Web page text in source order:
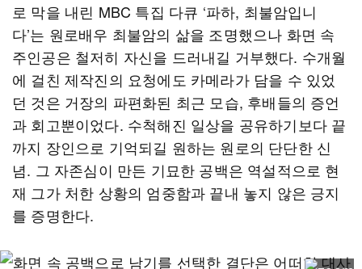
로 막을 내린 MBC 특집 다큐 ‘파하, 최불암입니
다’는 원로배우 최불암의 삶을 조명했으나 화면 속
주인공은 철저히 자신을 드러내길 거부했다. 수개월
에 걸친 제작진의 요청에도 카메라가 담을 수 있었
던 것은 거장의 파편화된 최근 모습, 후배들의 증언
과 회고뿐이었다. 수척해진 일상을 공유하기보다 끝
까지 장인으로 기억되길 원하는 원로의 단단한 신
념. 그 자존심이 만든 기묘한 공백은 역설적으로 현
재 그가 처한 상황의 엄중함과 끝내 놓지 않은 긍지
를 증명한다.